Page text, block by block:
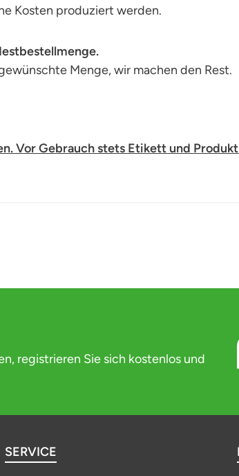
Kosten produziert werden.
Menge, wir machen den Rest.
Vor Gebrauch stets Etikett und
registrieren Sie sich kostenlos und
SERVICE